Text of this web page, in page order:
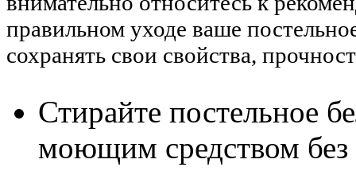
правильном уходе ваше
сохранять свои свойства,
Стирайте постельное
моющим средством